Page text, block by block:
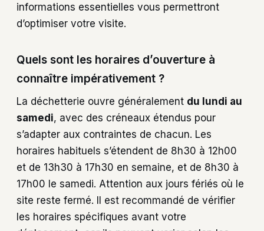
informations essentielles vous permettront
d’optimiser votre visite.
Quels sont les horaires d’ouverture à
connaître impérativement ?
La déchetterie ouvre généralement du lundi au
samedi, avec des créneaux étendus pour
s’adapter aux contraintes de chacun. Les
horaires habituels s’étendent de 8h30 à 12h00
et de 13h30 à 17h30 en semaine, et de 8h30 à
17h00 le samedi. Attention aux jours fériés où le
site reste fermé. Il est recommandé de vérifier
les horaires spécifiques avant votre